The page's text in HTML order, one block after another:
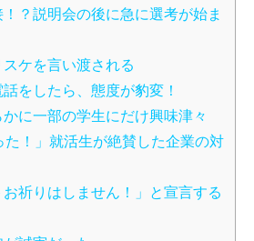
？説明会の後に急に選考が始ま
ケを言い渡される
をしたら、態度が豹変！
に一部の学生にだけ興味津々
た！」就活生が絶賛した企業の対
お祈りはしません！」と宣言する